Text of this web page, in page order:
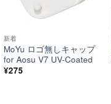
新着
MoYu ロゴ無しキャップ
for Aosu V7 UV-Coated
¥275